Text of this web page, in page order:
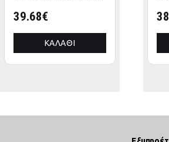
39.68€
ΚΑΛΆΘΙ
9.73€
ΚΑΛΆΘΙ